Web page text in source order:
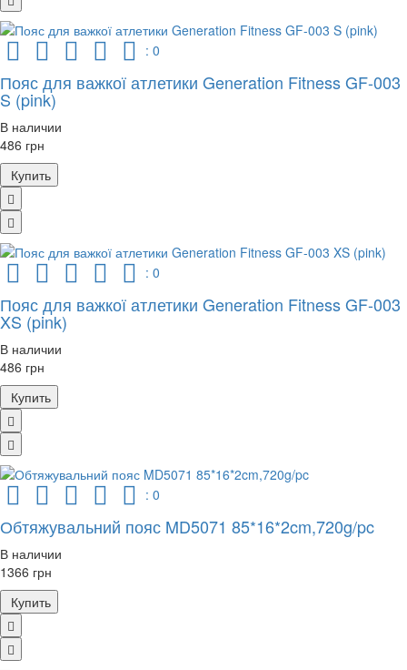
: 0
Пояс для важкої атлетики Generation Fitness GF-003
S (pink)
В наличии
486 грн
Купить
: 0
Пояс для важкої атлетики Generation Fitness GF-003
XS (pink)
В наличии
486 грн
Купить
: 0
Обтяжувальний пояс MD5071 85*16*2cm,720g/pc
В наличии
1366 грн
Купить